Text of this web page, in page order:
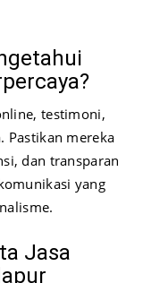
testimoni,
Pastikan mereka
dan transparan
yang
Jasa